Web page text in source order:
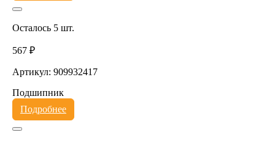
Осталось 5 шт.
567 ₽
Артикул: 909932417
Подшипник
Подробнее